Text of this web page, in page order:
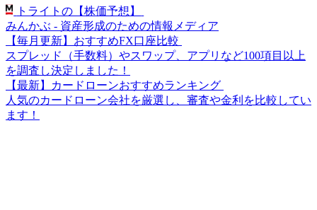
トライトの【株価予想】
みんかぶ - 資産形成のための情報メディア
【毎月更新】おすすめFX口座比較
スプレッド（手数料）やスワップ、アプリなど100項目以上
を調査し決定しました！
【最新】カードローンおすすめランキング
人気のカードローン会社を厳選し、審査や金利を比較してい
ます！